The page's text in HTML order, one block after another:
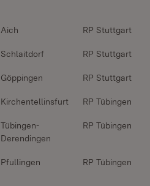
Aich RP Stuttgart
Schlaitdorf RP Stuttgart
Göppingen RP Stuttgart
Kirchentellinsfurt RP Tübingen
Tübingen-
Derendingen
RP Tübingen
Pfullingen RP Tübingen